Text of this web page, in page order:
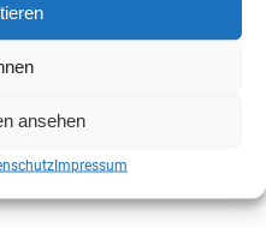
ansehen
Impressum
Next project